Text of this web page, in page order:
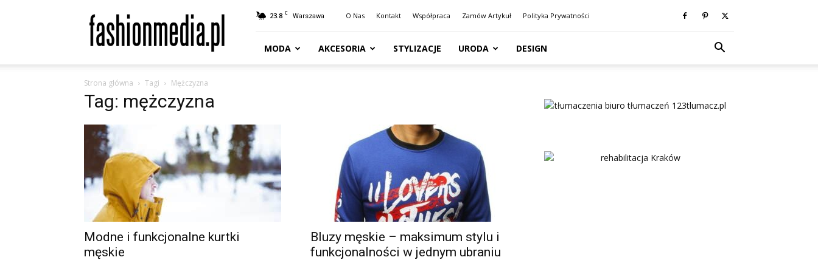
Moda
Styl
|
Trendy
|
Design
23.8 C Warszawa O Nas Kontakt Współpraca Zamów Artykuł Polityka Prywatności
MODA AKCESORIA STYLIZACJE URODA DESIGN
Strona główna Tagi Mężczyzna
Tag: mężczyzna
Modne i funkcjonalne kurtki
męskie
Bluzy męskie – maksimum stylu i
funkcjonalności w jednym ubraniu